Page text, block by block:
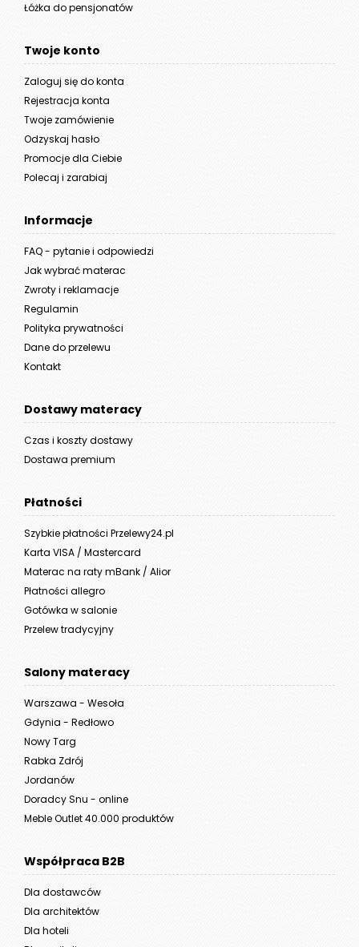
Łóżka do pensjonatów
Twoje konto
Zaloguj się do konta
Rejestracja konta
Twoje zamówienie
Odzyskaj hasło
Promocje dla Ciebie
Polecaj i zarabiaj
Informacje
FAQ - pytanie i odpowiedzi
Jak wybrać materac
Zwroty i reklamacje
Regulamin
Polityka prywatności
Dane do przelewu
Kontakt
Dostawy materacy
Czas i koszty dostawy
Dostawa premium
Płatności
Szybkie płatności Przelewy24.pl
Karta VISA / Mastercard
Materac na raty mBank / Alior
Płatności allegro
Gotówka w salonie
Przelew tradycyjny
Salony materacy
Warszawa - Wesoła
Gdynia - Redłowo
Nowy Targ
Rabka Zdrój
Jordanów
Doradcy Snu - online
Meble Outlet 40.000 produktów
Współpraca B2B
Dla dostawców
Dla architektów
Dla hoteli